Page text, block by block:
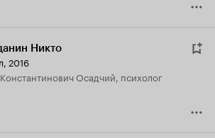
Никто
2016
Константинович Осадчий, психолог